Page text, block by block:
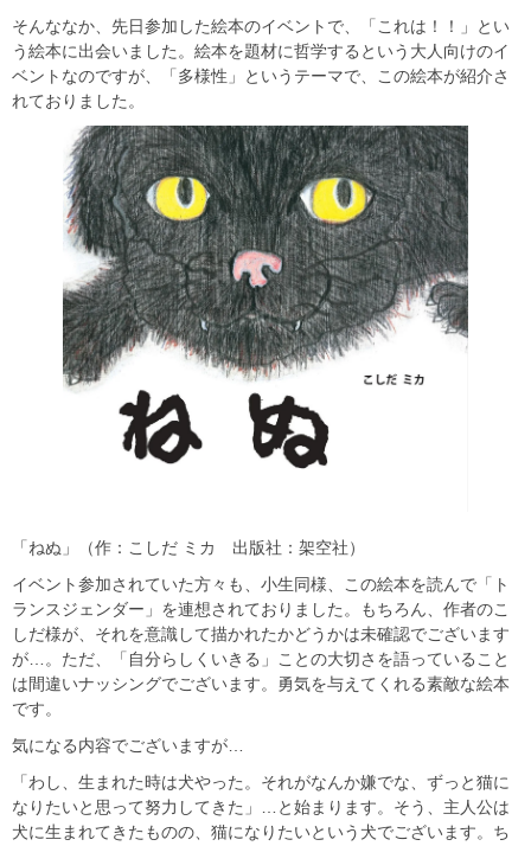
そんななか、先日参加した絵本のイベントで、「これは！！」とい
う絵本に出会いました。絵本を題材に哲学するという大人向けのイ
ベントなのですが、「多様性」というテーマで、この絵本が紹介さ
れておりました。
「ねぬ」（作：こしだ ミカ 出版社：架空社）
イベント参加されていた方々も、小生同様、この絵本を読んで「ト
ランスジェンダー」を連想されておりました。もちろん、作者のこ
しだ様が、それを意識して描かれたかどうかは未確認でございます
が…。ただ、「自分らしくいきる」ことの大切さを語っていること
は間違いナッシングでございます。勇気を与えてくれる素敵な絵本
です。
気になる内容でございますが…
「わし、生まれた時は犬やった。それがなんか嫌でな、ずっと猫に
なりたいと思って努力してきた」…と始まります。そう、主人公は
犬に生まれてきたものの、猫になりたいという犬でございます。ち